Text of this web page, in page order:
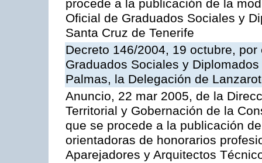
procede a la publicación de la
Oficial de Graduados Sociales y
Santa Cruz de Tenerife
Decreto 146/2004, 19 octubre,
Graduados Sociales y
Palmas, la Delegación de
Anuncio, 22 mar 2005, de la
Territorial y Gobernación de la
que se procede a la publicación
orientadoras de honorarios
Aparejadores y Arquitectos